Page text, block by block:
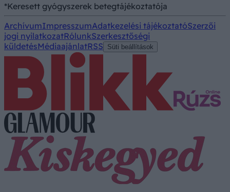
*Keresett gyógyszerek betegtájékoztatója
ArchívumImpresszumAdatkezelési tájékoztatóSzerzői
jogi nyilatkozatRólunkSzerkesztőségi
küldetésMédiaajánlatRSS Süti beállítások